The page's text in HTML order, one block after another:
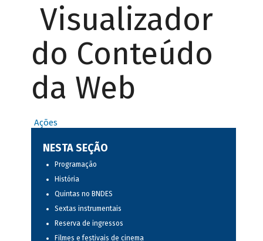
Visualizador
do Conteúdo
da Web
Ações
NESTA SEÇÃO
Programação
História
Quintas no BNDES
Sextas instrumentais
Reserva de ingressos
Filmes e festivais de cinema